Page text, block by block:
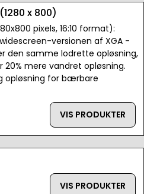
x 800)
pixels, 16:10 format):
versionen af XGA -
den samme lodrette opløsning,
20% mere vandret opløsning.
opløsning for bærbare
VIS PRODUKTER
VIS PRODUKTER